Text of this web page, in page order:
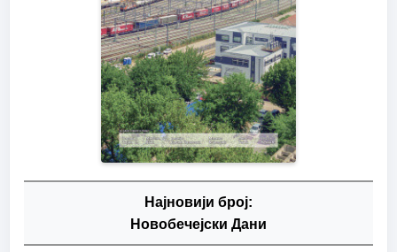
Најновији број:
Новобечејски Дани